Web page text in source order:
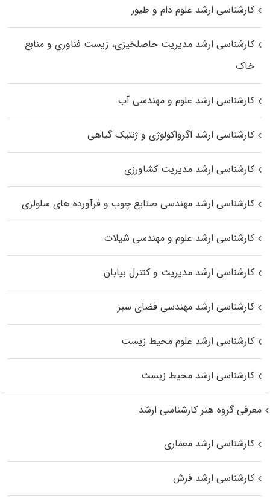
کارشناسی ارشد علوم دام و طیور
کارشناسی ارشد مدیریت حاصلخیزی، زیست فناوری و منابع
خاک
کارشناسی ارشد علوم و مهندسی آب
کارشناسی ارشد اگرواکولوژی و ژنتیک گیاهی
کارشناسی ارشد مدیریت کشاورزی
کارشناسی ارشد مهندسی صنایع چوب و فرآورده‌ های سلولزی
کارشناسی ارشد علوم و مهندسی شیلات
کارشناسی ارشد مدیریت و کنترل بیابان
کارشناسی ارشد مهندسی فضای سبز
کارشناسی ارشد علوم محیط‌ زیست
کارشناسی ارشد محیط زیست
معرفی گروه هنر کارشناسی ارشد
کارشناسی ارشد معماری
کارشناسی ارشد فرش